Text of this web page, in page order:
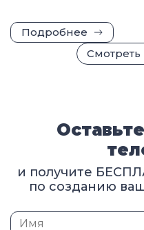
Подробнее
Смотреть
и получите
по созданию